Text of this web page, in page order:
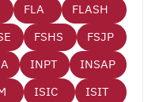
FLA
FLASH
FSHS
FSJP
INPT
INSAP
ISIC
ISIT